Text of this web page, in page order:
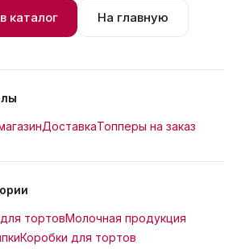
каталог На главную
ДоставкаТопперы на заказ
тортовМолочная продукция
Коробки для тортов